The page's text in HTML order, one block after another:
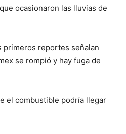
ocasionaron las lluvias de
primeros reportes señalan
se rompió y hay fuga de
el combustible podría llegar